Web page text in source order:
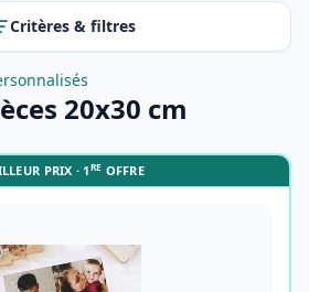
Critères & filtres
20x30 cm
PRIX · 1RE OFFRE